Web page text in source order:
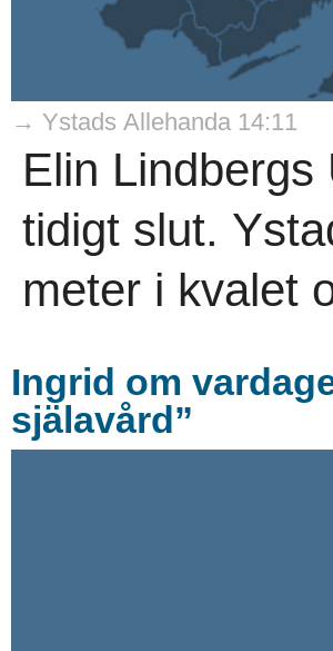
→ Ystads Allehanda 14:11
Elin
tidigt slut.
meter i kvalet
Ingrid om
själavård”